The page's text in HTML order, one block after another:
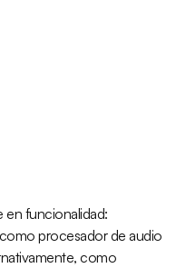
funcionalidad:
procesador de audio
como